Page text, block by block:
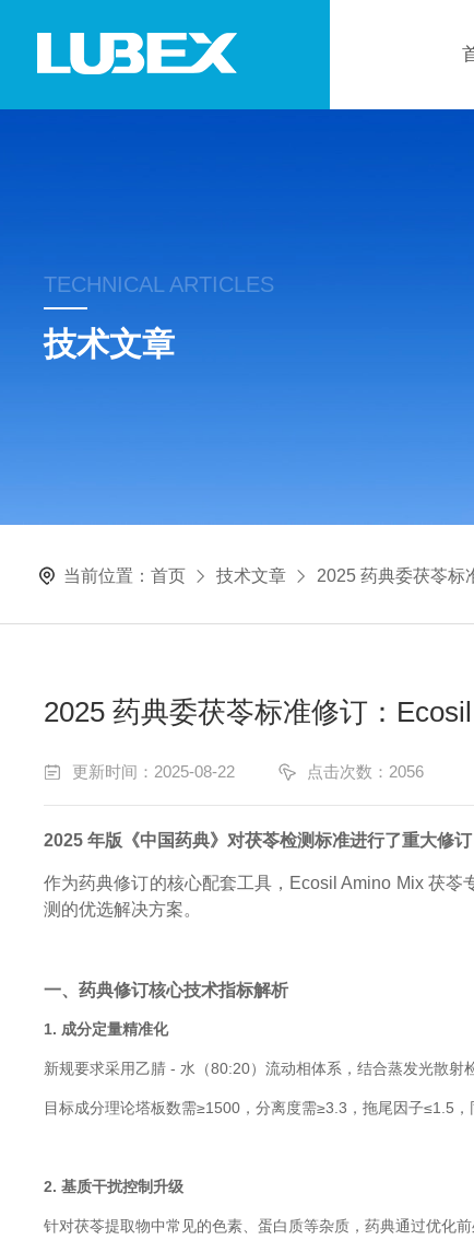
TECHNICAL ARTICLES
技术文章
当前位置： 首页 技术文章 2025 药典委茯苓标
2025 药典委茯苓标准修订：
更新时间：2025-08-22 点击次数：2056
2025 年版《中国药典》对茯苓检测标准进行了重大修订
作为药典修订的核心配套工具，Ecosil Amino Mix 茯苓
测的优选解决方案。
一、药典修订核心技术指标解析
1. 成分定量精准化
新规要求采用乙腈 - 水（80:20）流动相体系，结合蒸发光散
目标成分理论塔板数需≥1500，分离度需≥3.3，拖尾因子≤1.5
2. 基质干扰控制升级
针对茯苓提取物中常见的色素、蛋白质等杂质，药典通过优化前